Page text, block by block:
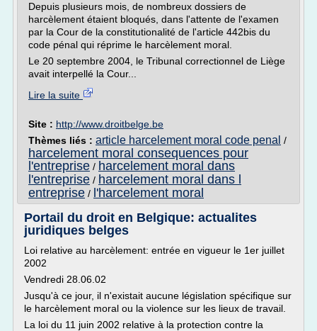
Depuis plusieurs mois, de nombreux dossiers de
harcèlement étaient bloqués, dans l'attente de l'examen
par la Cour de la constitutionalité de l'article 442bis du
code pénal qui réprime le harcèlement moral.
Le 20 septembre 2004, le Tribunal correctionnel de Liège
avait interpellé la Cour...
Lire la suite
Site : http://www.droitbelge.be
Thèmes liés : article harcelement moral code penal /
harcelement moral consequences pour
l'entreprise / harcelement moral dans
l'entreprise / harcelement moral dans l
entreprise / l'harcelement moral
Portail du droit en Belgique: actualites
juridiques belges
Loi relative au harcèlement: entrée en vigueur le 1er juillet
2002
Vendredi 28.06.02
Jusqu'à ce jour, il n'existait aucune législation spécifique sur
le harcèlement moral ou la violence sur les lieux de travail.
La loi du 11 juin 2002 relative à la protection contre la